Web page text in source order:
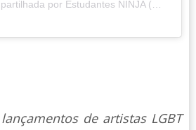
de artistas LGBT